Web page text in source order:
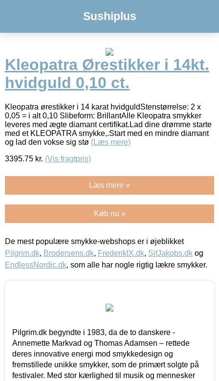
Sushiplus
Kleopatra Ørestikker i 14kt.
hvidguld 0,10 ct.
Kleopatra ørestikker i 14 karat hvidguldStenstørrelse: 2 x
0,05 = i alt 0,10 Slibeform: BrillantAlle Kleopatra smykker
leveres med ægte diamant certifikat.Lad dine drømme starte
med et KLEOPATRA smykke,.Start med en mindre diamant
og lad den vokse sig stø (Læs mere)
3395.75 kr. (Vis fragtpris)
Læs mere »
Køb nu »
De mest populære smykke-webshops er i øjeblikket
Pilgrim.dk, Brodersens.dk, FrederikIX.dk, SifJakobs.dk og
EndlessNordic.dk, som alle har nogle rigtig lækre smykker.
Pilgrim.dk begyndte i 1983, da de to danskere -
Annemette Markvad og Thomas Adamsen – rettede
deres innovative energi mod smykkedesign og
fremstillede unikke smykker, som de primært solgte på
festivaler. Med stor kærlighed til musik og mennesker